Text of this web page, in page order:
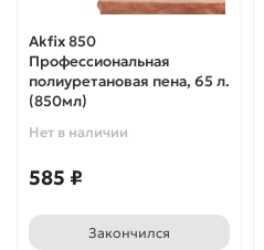
Akfix 850
Профессиональная
полиуретановая пена, 65 л.
(850мл)
Нет в наличии
585 ₽
Закончился